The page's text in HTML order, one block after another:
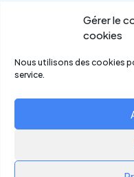
Gérer le
cookies
Nous utilisons des cookies
service.
Français